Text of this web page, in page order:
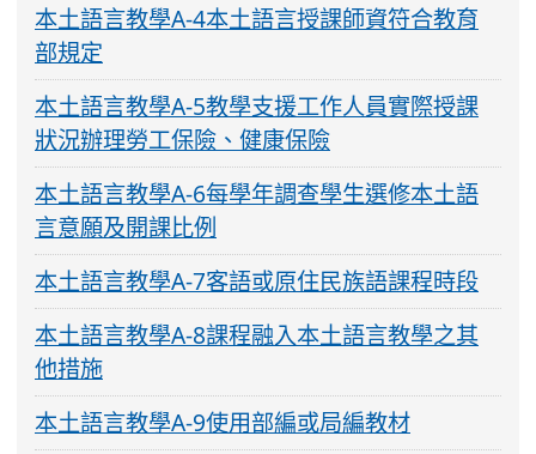
本土語言教學A-4本土語言授課師資符合教育
部規定
本土語言教學A-5教學支援工作人員實際授課
狀況辦理勞工保險、健康保險
本土語言教學A-6每學年調查學生選修本土語
言意願及開課比例
本土語言教學A-7客語或原住民族語課程時段
本土語言教學A-8課程融入本土語言教學之其
他措施
本土語言教學A-9使用部編或局編教材